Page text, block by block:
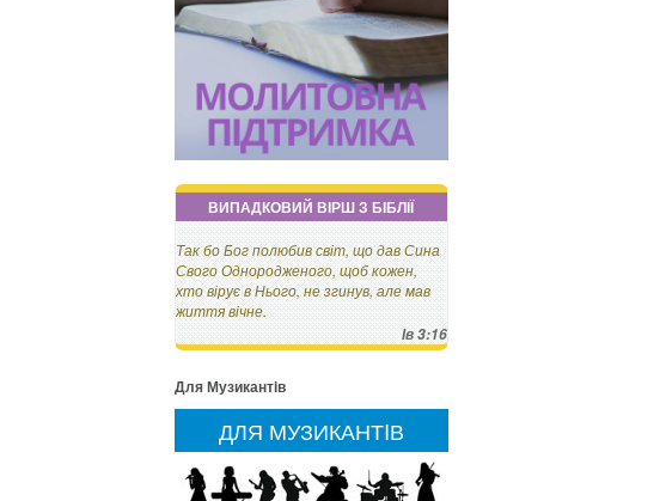
ВИПАДКОВИЙ ВІРШ З БІБЛІЇ
Так бо Бог полюбив світ, що дав Сина
Свого Однородженого, щоб кожен,
хто вірує в Нього, не згинув, але мав
життя вічне.
Ів 3:16
Для Музикантiв
ДЛЯ МУЗИКАНТIВ